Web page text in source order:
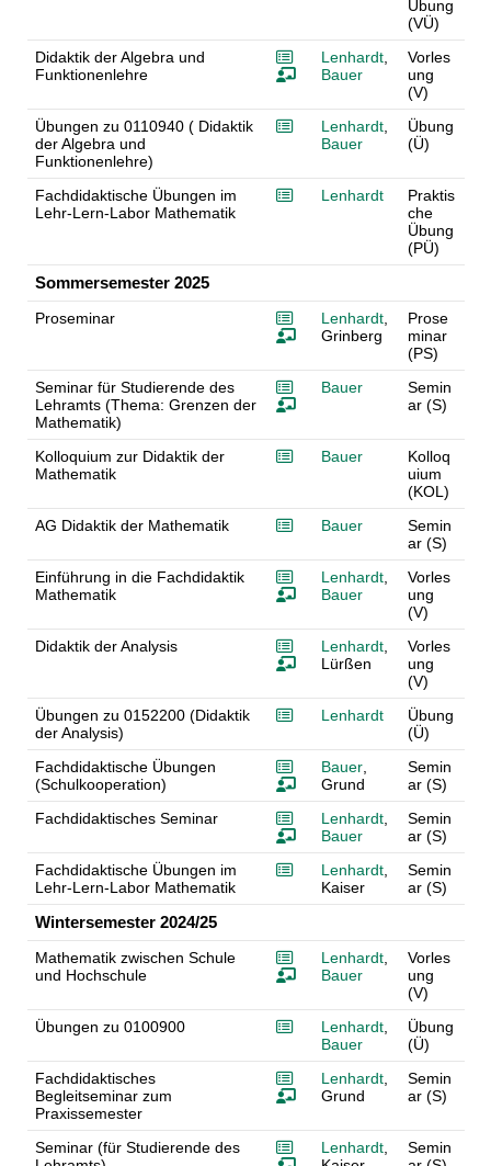
Übung
(VÜ)
Didaktik der Algebra und
Funktionenlehre
Lenhardt,
Bauer
Vorles
ung
(V)
Übungen zu 0110940 ( Didaktik
der Algebra und
Funktionenlehre)
Lenhardt,
Bauer
Übung
(Ü)
Fachdidaktische Übungen im
Lehr-Lern-Labor Mathematik
Lenhardt
Praktis
che
Übung
(PÜ)
Sommersemester 2025
Proseminar Lenhardt,
Grinberg
Prose
minar
(PS)
Seminar für Studierende des
Lehramts (Thema: Grenzen der
Mathematik)
Bauer
Semin
ar (S)
Kolloquium zur Didaktik der
Mathematik
Bauer
Kolloq
uium
(KOL)
AG Didaktik der Mathematik
Bauer
Semin
ar (S)
Einführung in die Fachdidaktik
Mathematik
Lenhardt,
Bauer
Vorles
ung
(V)
Didaktik der Analysis
Lenhardt,
Lürßen
Vorles
ung
(V)
Übungen zu 0152200 (Didaktik
der Analysis)
Lenhardt
Übung
(Ü)
Fachdidaktische Übungen
(Schulkooperation)
Bauer,
Grund
Semin
ar (S)
Fachdidaktisches Seminar
Lenhardt,
Bauer
Semin
ar (S)
Fachdidaktische Übungen im
Lehr-Lern-Labor Mathematik
Lenhardt,
Kaiser
Semin
ar (S)
Wintersemester 2024/25
Mathematik zwischen Schule
und Hochschule
Lenhardt,
Bauer
Vorles
ung
(V)
Übungen zu 0100900
Lenhardt,
Bauer
Übung
(Ü)
Fachdidaktisches
Begleitseminar zum
Praxissemester
Lenhardt,
Grund
Semin
ar (S)
Seminar (für Studierende des
Lenhardt,
Semin